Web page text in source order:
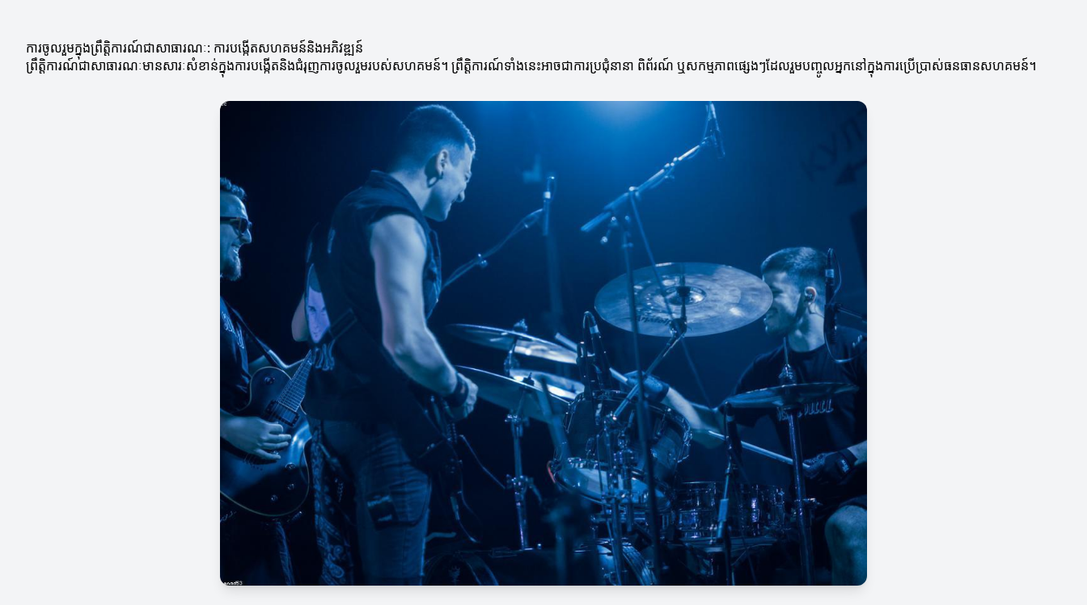
ការចូលរួមក្នុងព្រឹត្តិការណ៍ជាសាធារណៈ: ការបង្កើតសហគមន៍និងអភិវឌ្ឍន៍
ព្រឹត្តិការណ៍ជាសាធារណៈមានសារៈសំខាន់ក្នុងការបង្កើតនិងជំរុញការចូលរួមរបស់សហគមន៍។ ព្រឹត្តិការណ៍ទាំងនេះអាចជាការប្រជុំនានា ពិព័រណ៍ ឬសកម្មភាពផ្សេងៗដែលរួមបញ្ចូលអ្នកនៅក្នុងការប្រើប្រាស់ធនធានសហគមន៍។